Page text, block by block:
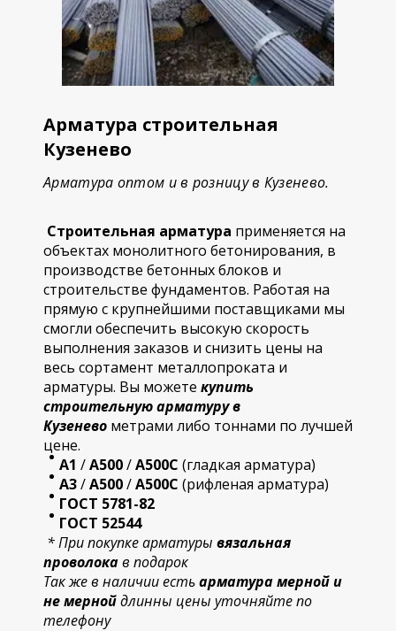
Арматура строительная
Кузенево
Арматура оптом и в розницу в Кузенево.
Строительная арматура применяется на
объектах монолитного бетонирования, в
производстве бетонных блоков и
строительстве фундаментов. Работая на
прямую с крупнейшими поставщиками мы
смогли обеспечить высокую скорость
выполнения заказов и снизить цены на
весь сортамент металлопроката и
арматуры. Вы можете купить
строительнуюарматуру в
Кузенево метрами либо тоннами по лучшей
цене.
А1 /А500/А500С (гладкая арматура)
А3/А500/А500С (рифленая арматура)
ГОСТ 5781-82
ГОСТ 52544
* При покупке арматуры вязальная
проволокав подарок
Так же в наличии естьарматура мерной и
не мернойдлинны цены уточняйте по
телефону